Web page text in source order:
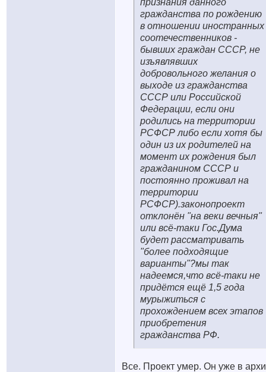
признания данного
гражданства по рождению
в отношении иностранных
соотечественников -
бывших граждан СССР, не
изъявлявших
добровольного желания о
выходе из гражданства
СССР или Российской
Федерации, если они
родились на территории
РСФСР либо если хотя бы
один из их родителей на
момент их рождения был
гражданином СССР и
постоянно проживал на
территории
РСФСР).законопроект
отклонён "на веки вечныя"
или всё-таки Гос.Дума
будет рассматривать
"более подходящие
варианты"?мы так
надеемся,что всё-таки не
придётся ещё 1,5 года
мурыжиться с
прохождением всех этапов
приобретения
гражданства РФ.
Все. Проект умер. Он уже в